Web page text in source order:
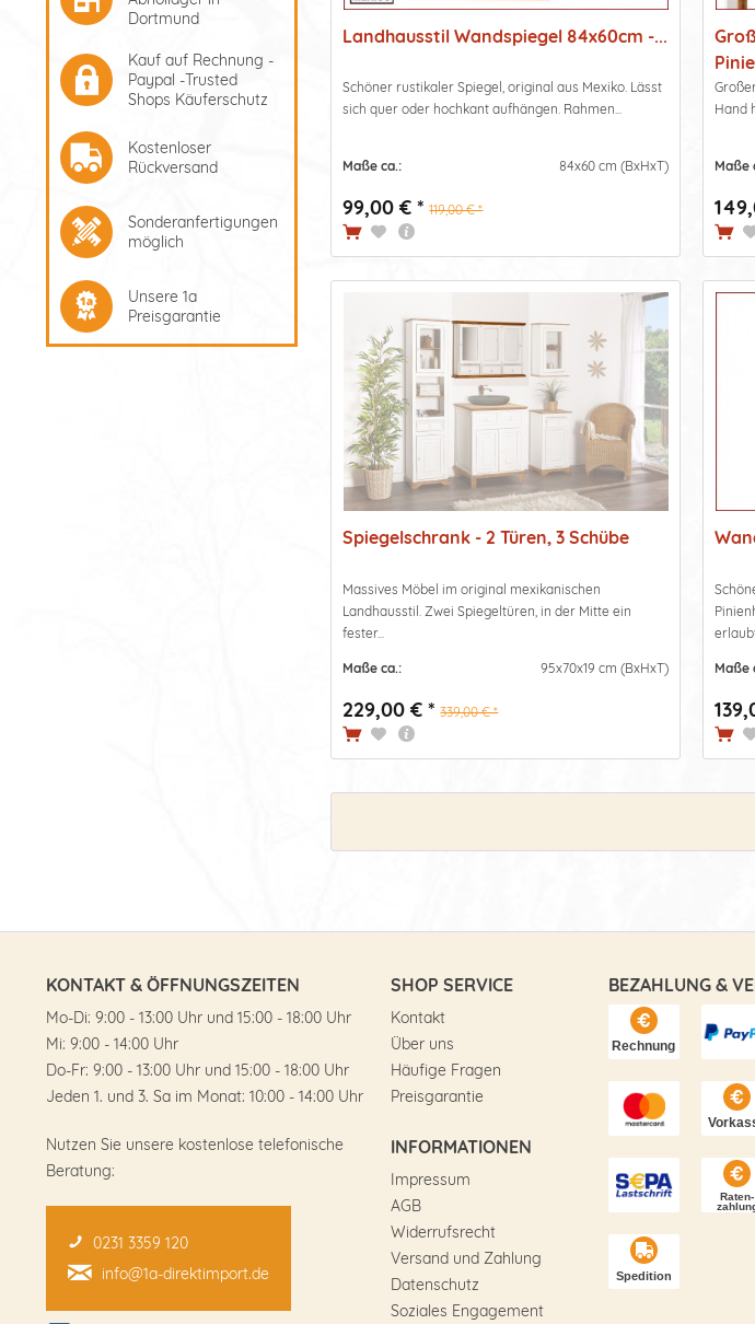
Dortmund
Kauf auf Rechnung -
Paypal -Trusted
Shops Käuferschutz
Kostenloser
Rückversand
Sonderanfertigungen
möglich
Unsere 1a
Preisgarantie
Landhausstil Wandspiegel 84x60cm -...
Schöner rustikaler Spiegel, original aus Mexiko. Lässt
sich quer oder hochkant aufhängen. Rahmen...
Maße ca.: 84x60 cm (BxHxT)
99,00 € * 119,00 € *
Hand
Maße
Spiegelschrank - 2 Türen, 3 Schübe
Massives Möbel im original mexikanischen
Landhausstil. Zwei Spiegeltüren, in der Mitte ein
fester...
Maße ca.: 95x70x19 cm (BxHxT)
229,00 € * 339,00 € *
Maße
KONTAKT & ÖFFNUNGSZEITEN
Mo-Di: 9:00 - 13:00 Uhr und 15:00 - 18:00 Uhr
Mi: 9:00 - 14:00 Uhr
Do-Fr: 9:00 - 13:00 Uhr und 15:00 - 18:00 Uhr
Jeden 1. und 3. Sa im Monat: 10:00 - 14:00 Uhr
Nutzen Sie unsere kostenlose telefonische
Beratung:
0231 3359 120
info@1a-direktimport.de
SHOP SERVICE
Kontakt
Über uns
Häufige Fragen
Preisgarantie
INFORMATIONEN
Impressum
AGB
Widerrufsrecht
Versand und Zahlung
Datenschutz
Soziales Engagement
BEZAHLUNG &